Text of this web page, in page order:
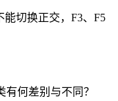
切换正交，F3、F5
何差别与不同？